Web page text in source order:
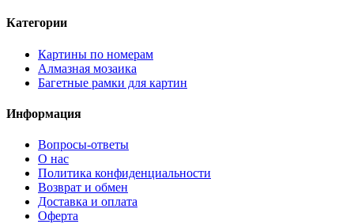
Категории
Картины по номерам
Алмазная мозаика
Багетные рамки для картин
Информация
Вопросы-ответы
О нас
Политика конфиденциальности
Возврат и обмен
Доставка и оплата
Оферта